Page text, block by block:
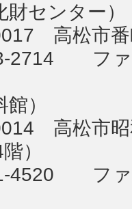
財センター）
高松市番
2714 フ
）
高松市昭
）
4520 フ